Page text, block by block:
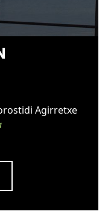
Agirretxe